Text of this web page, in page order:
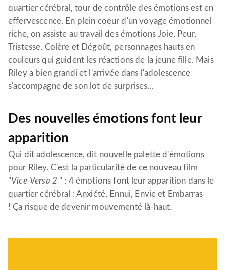
quartier cérébral, tour de contrôle des émotions est en
effervescence. En plein coeur d'un voyage émotionnel
riche, on assiste au travail des émotions Joie, Peur,
Tristesse, Colère et Dégoût, personnages hauts en
couleurs qui guident les réactions de la jeune fille. Mais
Riley a bien grandi et l'arrivée dans l'adolescence
s'accompagne de son lot de surprises...
Des nouvelles émotions font leur
apparition
Qui dit adolescence, dit nouvelle palette d'émotions
pour Riley. C'est la particularité de ce nouveau film
"Vice-Versa 2 " : 4 émotions font leur apparition dans le
quartier cérébral : Anxiété, Ennui, Envie et Embarras
! Ça risque de devenir mouvementé là-haut.